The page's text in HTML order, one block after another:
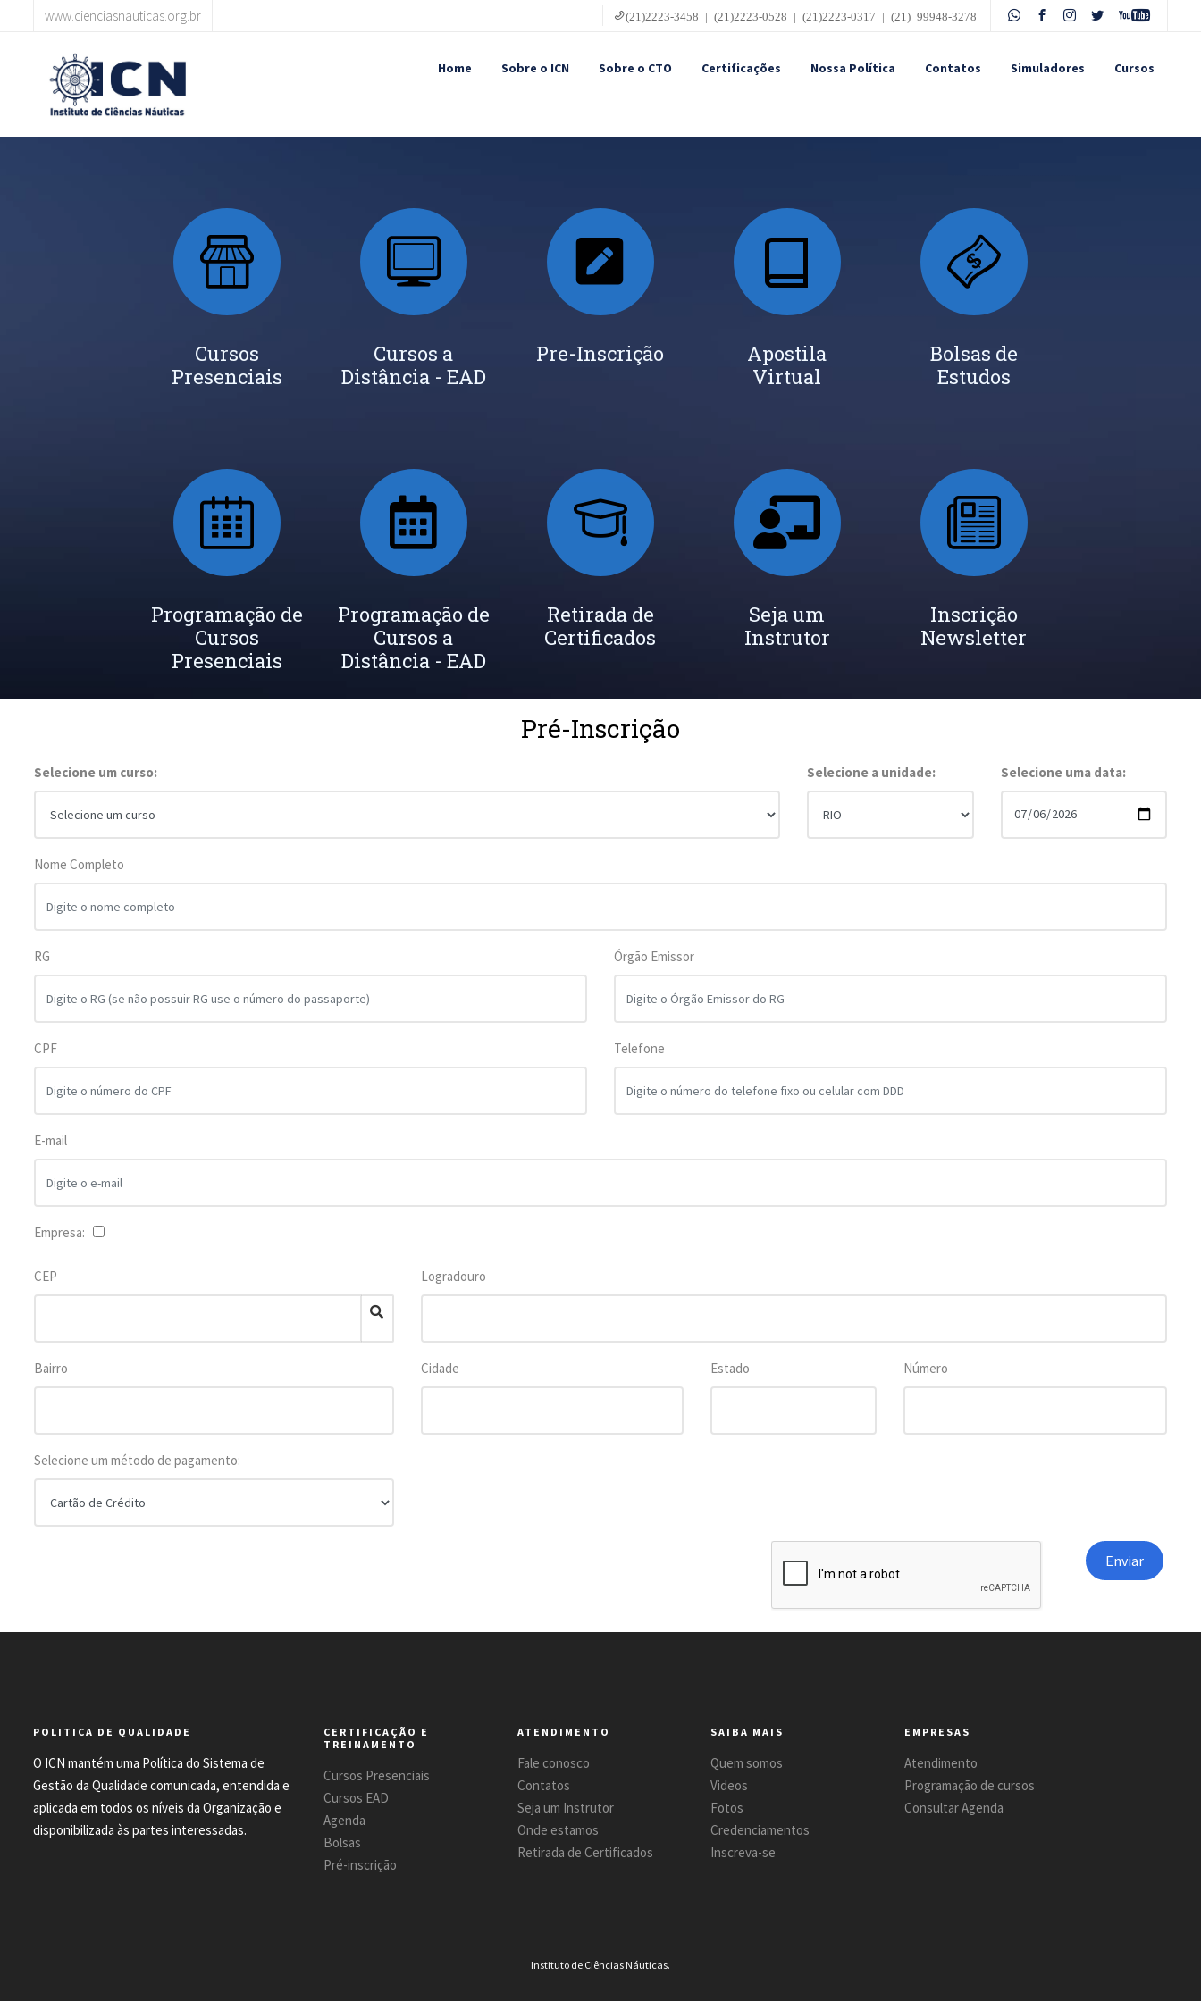
www.cienciasnauticas.org.br (21)2223-3458 | (21)2223-0528 | (21)2223-0317 | (21) 99948-3278
Home Sobre o ICN Sobre o CTO Certificações Nossa Política Contatos Simuladores Cursos
Cursos
Presenciais
Cursos a
Distância - EAD
Pre-Inscrição
Apostila
Virtual
Bolsas de
Estudos
Programação de
Cursos
Presenciais
Programação de
Cursos a
Distância - EAD
Retirada de
Certificados
Seja um
Instrutor
Inscrição
Newsletter
Pré-Inscrição
Selecione um curso: Selecione a unidade: Selecione uma data:
Nome Completo
RG Órgão Emissor
CPF Telefone
E-mail
Empresa:
CEP Logradouro
Bairro Cidade Estado Número
Selecione um método de pagamento:
POLITICA DE QUALIDADE
O ICN mantém uma Política do Sistema de
Gestão da Qualidade comunicada, entendida e
aplicada em todos os níveis da Organização e
disponibilizada às partes interessadas.
CERTIFICAÇÃO E
TREINAMENTO
Cursos Presenciais
Cursos EAD
Agenda
Bolsas
Pré-inscrição
ATENDIMENTO
Fale conosco
Contatos
Seja um Instrutor
Onde estamos
Retirada de Certificados
SAIBA MAIS
Quem somos
Videos
Fotos
Credenciamentos
Inscreva-se
EMPRESAS
Atendimento
Programação de cursos
Consultar Agenda
Instituto de Ciências Náuticas.